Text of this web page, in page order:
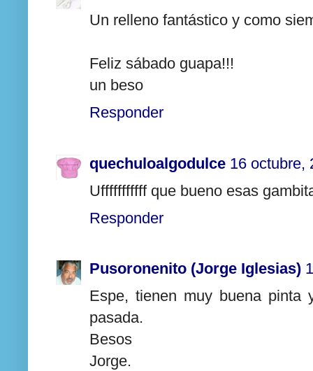
Un relleno fantástico y como
Feliz sábado guapa!!!
un beso
Responder
quechuloalgodulce 16 octubre,
Ufffffffffff que bueno esas
Responder
Pusoronenito (Jorge Iglesias)
Espe, tienen muy buena
pasada.
Besos
Jorge.